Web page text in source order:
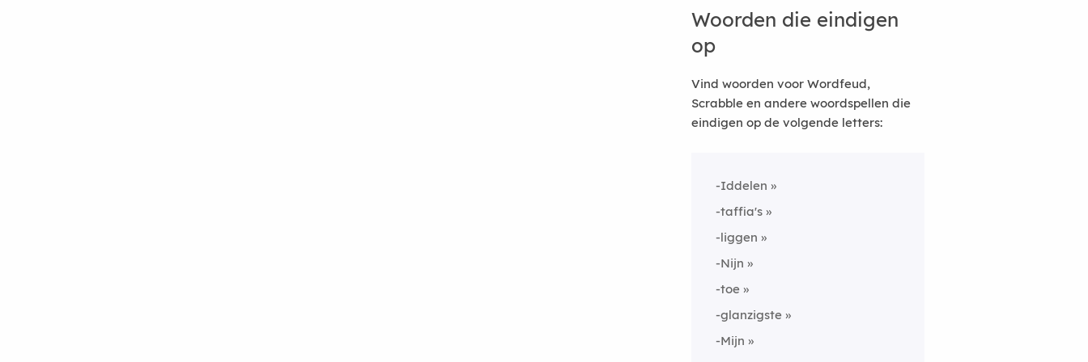
Woorden die eindigen
op
Vind woorden voor Wordfeud,
Scrabble en andere woordspellen die
eindigen op de volgende letters:
-Iddelen
-taffia's
-liggen
-Nijn
-toe
-glanzigste
-Mijn